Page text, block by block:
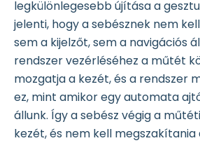
legkülönlegesebb újítása a
jelenti, hogy a sebésznek nem
sem a kijelzőt, sem a navigációs
rendszer vezérléséhez a műtét
mozgatja a kezét, és a rendszer
ez, mint amikor egy automata
állunk. Így a sebész végig a
kezét, és nem kell megszakítania